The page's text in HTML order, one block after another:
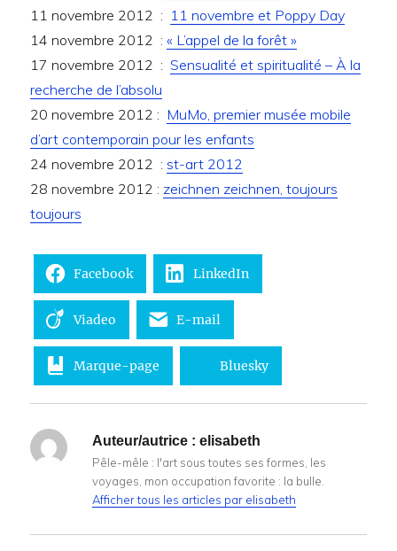
11 novembre 2012 : 11 novembre et Poppy Day
14 novembre 2012 :« L’appel de la forêt »
17 novembre 2012 :Sensualité et spiritualité – À la
recherche de l’absolu
20 novembre 2012 : MuMo, premier musée mobile
d’art contemporain pour les enfants
24 novembre 2012 :st-art 2012
28 novembre 2012 : zeichnen zeichnen, toujours
toujours
Facebook LinkedIn
Viadeo E-mail
Marque-page Bluesky
Auteur/autrice : elisabeth
Pêle-mêle : l'art sous toutes ses formes, les
voyages, mon occupation favorite : la bulle.
Afficher tous les articles par elisabeth